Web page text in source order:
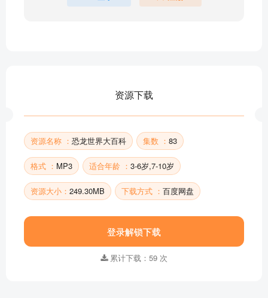
054 棱齿龙
部分目录展示 ▶ 下载后解锁 83 首完整音频
资源下载
资源名称 ： 恐龙世界大百科 集数 ： 83
格式 ： MP3 适合年龄 ： 3-6岁,7-10岁
资源大小： 249.30MB 下载方式 ： 百度网盘
登录解锁下载
累计下载：59 次